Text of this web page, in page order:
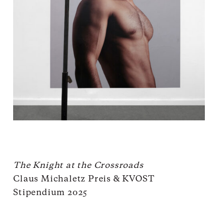
The Knight at the Crossroads
Claus Michaletz Preis & KVOST
Stipendium 2025